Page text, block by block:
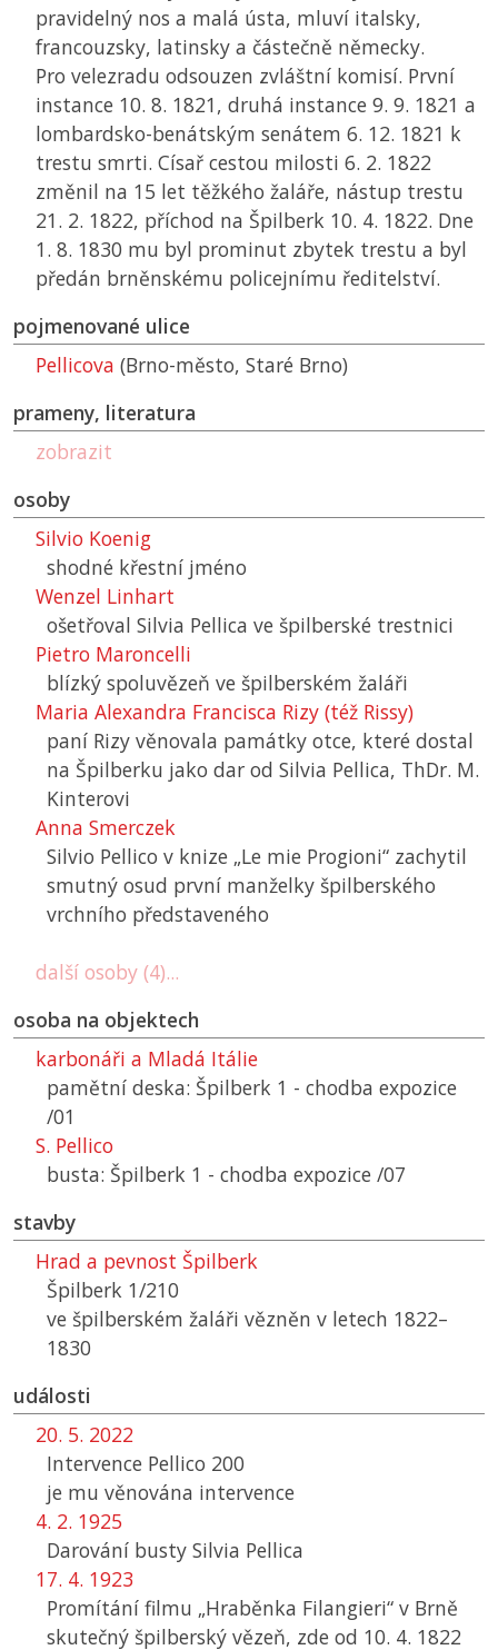
pravidelný nos a malá ústa, mluví italsky,
francouzsky, latinsky a částečně německy.
Pro velezradu odsouzen zvláštní komisí. První
instance 10. 8. 1821, druhá instance 9. 9. 1821 a
lombardsko-benátským senátem 6. 12. 1821 k
trestu smrti. Císař cestou milosti 6. 2. 1822
změnil na 15 let těžkého žaláře, nástup trestu
21. 2. 1822, příchod na Špilberk 10. 4. 1822. Dne
1. 8. 1830 mu byl prominut zbytek trestu a byl
předán brněnskému policejnímu ředitelství.
pojmenované ulice
Pellicova (Brno-město, Staré Brno)
prameny, literatura
zobrazit
osoby
Silvio Koenig
shodné křestní jméno
Wenzel Linhart
ošetřoval Silvia Pellica ve špilberské trestnici
Pietro Maroncelli
blízký spoluvězeň ve špilberském žaláři
Maria Alexandra Francisca Rizy (též Rissy)
paní Rizy věnovala památky otce, které dostal
na Špilberku jako dar od Silvia Pellica, ThDr. M.
Kinterovi
Anna Smerczek
Silvio Pellico v knize „Le mie Progioni“ zachytil
smutný osud první manželky špilberského
vrchního představeného
další osoby (4)...
osoba na objektech
karbonáři a Mladá Itálie
pamětní deska: Špilberk 1 - chodba expozice
/01
S. Pellico
busta: Špilberk 1 - chodba expozice /07
stavby
Hrad a pevnost Špilberk
Špilberk 1/210
ve špilberském žaláři vězněn v letech 1822–
1830
události
20. 5. 2022
Intervence Pellico 200
je mu věnována intervence
4. 2. 1925
Darování busty Silvia Pellica
17. 4. 1923
Promítání filmu „Hraběnka Filangieri“ v Brně
skutečný špilberský vězeň, zde od 10. 4. 1822